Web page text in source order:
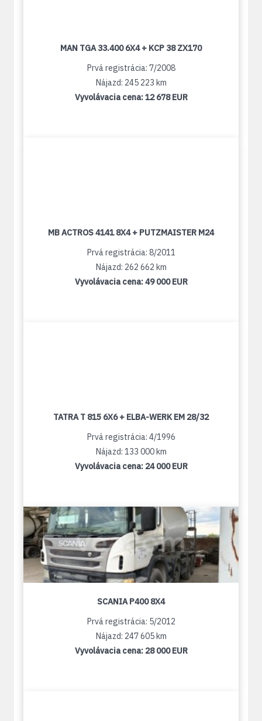
MAN TGA 33.400 6X4 + KCP 38 ZX170
Prvá registrácia: 7/2008
Nájazd: 245 223 km
Vyvolávacia cena:12 678 EUR
MB ACTROS 4141 8X4 + PUTZMAISTER M24
Prvá registrácia: 8/2011
Nájazd: 262 662 km
Vyvolávacia cena:49 000 EUR
TATRA T 815 6X6 + ELBA-WERK EM 28/32
Prvá registrácia: 4/1996
Nájazd: 133 000 km
Vyvolávacia cena: 24 000 EUR
SCANIA P400 8X4
Prvá registrácia: 5/2012
Nájazd: 247 605 km
Vyvolávacia cena: 28 000 EUR